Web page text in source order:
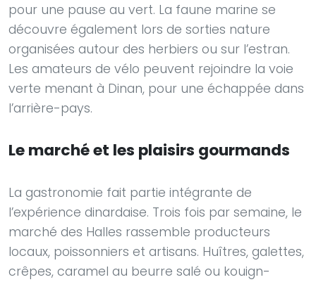
pour une pause au vert. La faune marine se
découvre également lors de sorties nature
organisées autour des herbiers ou sur l’estran.
Les amateurs de vélo peuvent rejoindre la voie
verte menant à Dinan, pour une échappée dans
l’arrière-pays.
Le marché et les plaisirs gourmands
La gastronomie fait partie intégrante de
l’expérience dinardaise. Trois fois par semaine, le
marché des Halles rassemble producteurs
locaux, poissonniers et artisans. Huîtres, galettes,
crêpes, caramel au beurre salé ou kouign-